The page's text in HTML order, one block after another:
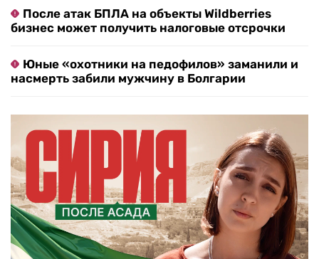
После атак БПЛА на объекты Wildberries
бизнес может получить налоговые отсрочки
Юные «охотники на педофилов» заманили и
насмерть забили мужчину в Болгарии